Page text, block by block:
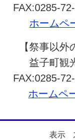
FAX:0285-
ホームペ
【祭事以外
益子町観
FAX:0285-
ホームペ
表示